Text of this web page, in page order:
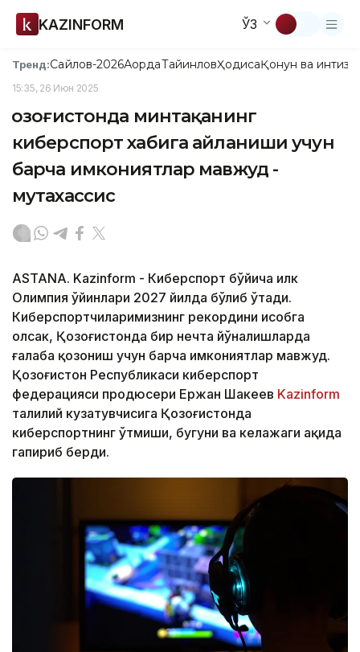
KAZINFORM ЎЗ
Тренд:Сайлов-2026АқордаТайинловҲодисаҚонун ва
15:35, 26 Июн 2025
Қозоғистонда минтақанинг
киберспорт хабига айланиши учун
барча имкониятлар мавжуд -
мутахассис
ASTANA. Kazinform - Киберспорт бўйича илк
Олимпия ўйинлари 2027 йилда бўлиб ўтади.
Киберспортчиларимизнинг рекордини ҳисобга
олсак, Қозоғистонда бир нечта йўналишларда
ғалаба қозониш учун барча имкониятлар мавжуд.
Қозоғистон Республикаси киберспорт
федерацияси продюсери Ержан Шакеев Kazinform
таҳлилий кузатувчисига Қозоғистонда
киберспортнинг ўтмиши, бугуни ва келажаги ҳақида
гапириб берди.